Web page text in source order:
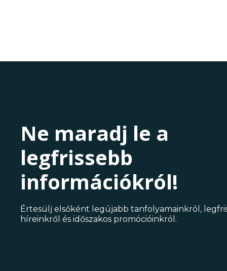
Ne maradj le a
legfrissebb
információkról!
Értesülj elsőként legújabb tanfolyamainkról,
híreinkről és időszakos promócióinkról.